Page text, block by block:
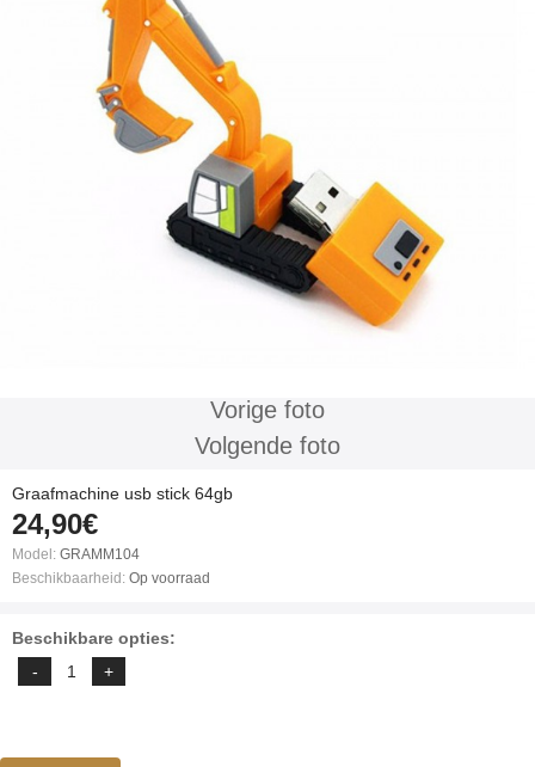
Vorige foto
Volgende foto
Graafmachine usb stick 64gb
24,90€
Model: GRAMM104
Beschikbaarheid: Op voorraad
Beschikbare opties: